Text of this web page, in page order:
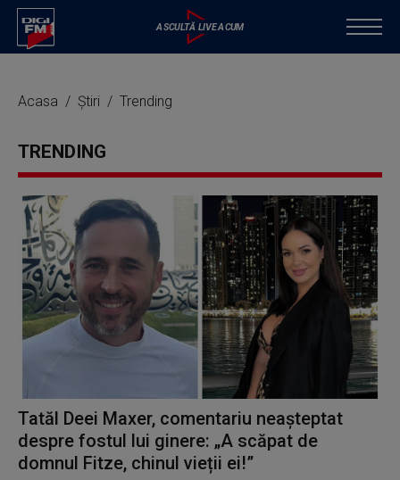
Acasa Știri Trending
TRENDING
Tatăl Deei Maxer, comentariu neașteptat
despre fostul lui ginere: „A scăpat de
domnul Fitze, chinul vieții ei!”